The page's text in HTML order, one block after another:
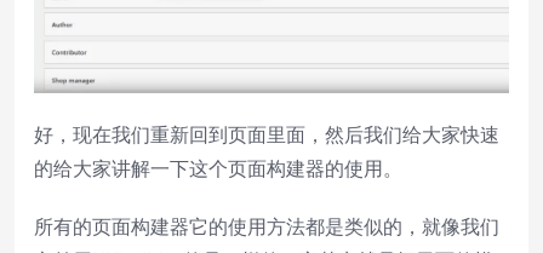
好，现在我们重新回到页面里面，然后我们给大家快速
的给大家讲解一下这个页面构建器的使用。
所有的页面构建器它的使用方法都是类似的，就像我们